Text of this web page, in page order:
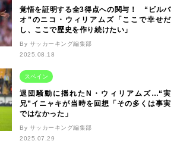
覚悟を証明する全3得点への関与！ “ビルバ
オ”のニコ・ウィリアムズ「ここで幸せだ
し、ここで歴史を作り続けたい」
By サッカーキング編集部
2025.08.18
スペイン
退団騒動に揺れたN・ウィリアムズ…“実
兄”イニャキが当時を回想「その多くは事実
ではなかった」
By サッカーキング編集部
2025.07.29